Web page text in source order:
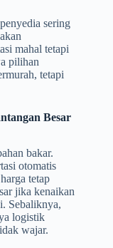
sering
mahal tetapi
pilihan
tetapi
Besar
bakar.
otomatis
tetap
jika kenaikan
Sebaliknya,
logistik
wajar.